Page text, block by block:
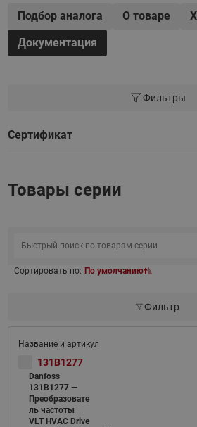
Подбор аналога О товаре
Документация
Фильтры
Сертификат
Товары серии
Сортировать по: По умолчанию
Фильтр
131B1277
Danfoss
131B1277 —
Преобразовате
ль частоты
VLT HVAC Drive